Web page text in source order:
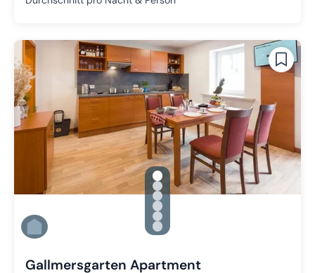
gallery.slide_selector
Zu Slide 1 wechseln
Zu Slide 2 wechseln
Zu Slide 3 wechseln
Zu Slide 4 wechseln
Zu Slide 5 wechseln
Zu Slide 6 wechseln
Gallmersgarten Apartment